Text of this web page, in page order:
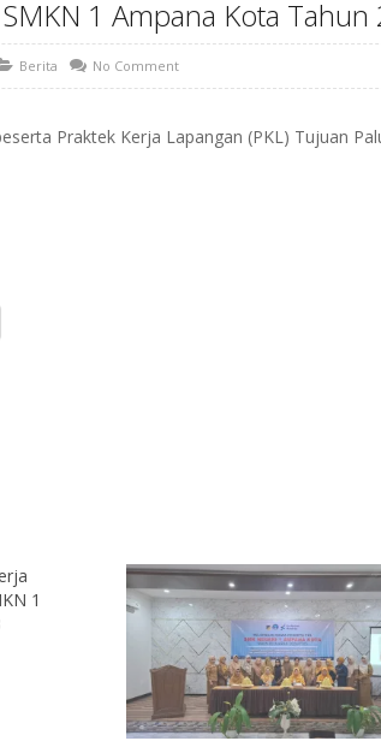
1 Ampana Kota Tahun
Berita No Comment
Praktek Kerja Lapangan (PKL) Tujuan
1